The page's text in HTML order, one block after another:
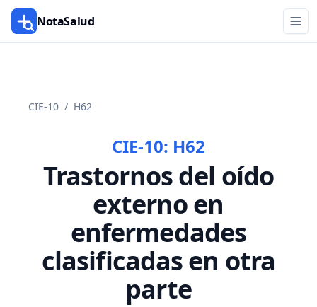
NotaSalud
CIE-10 / H62
CIE-10: H62
Trastornos del oído
externo en
enfermedades
clasificadas en otra
parte